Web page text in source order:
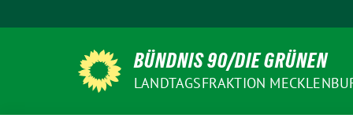
zum
BÜNDNIS 90/DIE GRÜNEN
LANDTAGSFRAKTION